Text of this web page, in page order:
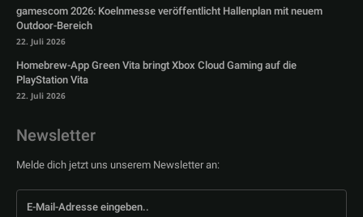
gamescom 2026: Koelnmesse veröffentlicht Hallenplan mit neuem
Outdoor-Bereich
22. Juli 2026
Homebrew-App Green Vita bringt Xbox Cloud Gaming auf die
PlayStation Vita
22. Juli 2026
Newsletter
Melde dich jetzt uns unserem Newsletter an: